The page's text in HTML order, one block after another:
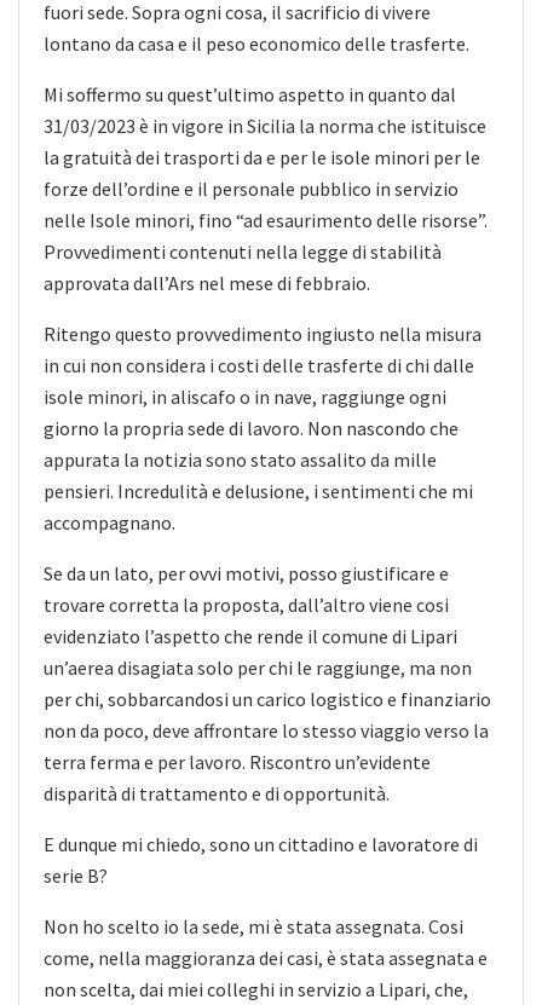
fuori sede. Sopra ogni cosa, il sacrificio di vivere
lontano da casa e il peso economico delle trasferte.
Mi soffermo su quest’ultimo aspetto in quanto dal
31/03/2023 è in vigore in Sicilia la norma che istituisce
la gratuità dei trasporti da e per le isole minori per le
forze dell’ordine e il personale pubblico in servizio
nelle Isole minori, fino “ad esaurimento delle risorse”.
Provvedimenti contenuti nella legge di stabilità
approvata dall’Ars nel mese di febbraio.
Ritengo questo provvedimento ingiusto nella misura
in cui non considera i costi delle trasferte di chi dalle
isole minori, in aliscafo o in nave, raggiunge ogni
giorno la propria sede di lavoro. Non nascondo che
appurata la notizia sono stato assalito da mille
pensieri. Incredulità e delusione, i sentimenti che mi
accompagnano.
Se da un lato, per ovvi motivi, posso giustificare e
trovare corretta la proposta, dall’altro viene cosi
evidenziato l’aspetto che rende il comune di Lipari
un’aerea disagiata solo per chi le raggiunge, ma non
per chi, sobbarcandosi un carico logistico e finanziario
non da poco, deve affrontare lo stesso viaggio verso la
terra ferma e per lavoro. Riscontro un’evidente
disparità di trattamento e di opportunità.
E dunque mi chiedo, sono un cittadino e lavoratore di
serie B?
Non ho scelto io la sede, mi è stata assegnata. Cosi
come, nella maggioranza dei casi, è stata assegnata e
non scelta, dai miei colleghi in servizio a Lipari, che,